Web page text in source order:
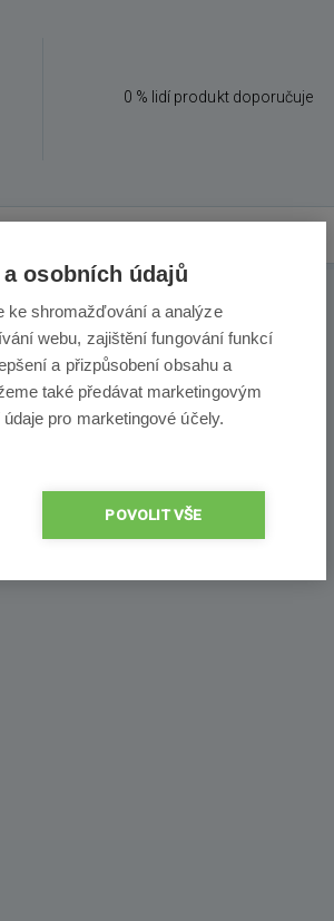
0 % lidí produkt doporučuje
také zajímat
osobních údajů
ke shromažďování a analýze
webu, zajištění fungování funkcí
a přizpůsobení obsahu a
také předávat marketingovým
pro marketingové účely.
POVOLIT VŠE